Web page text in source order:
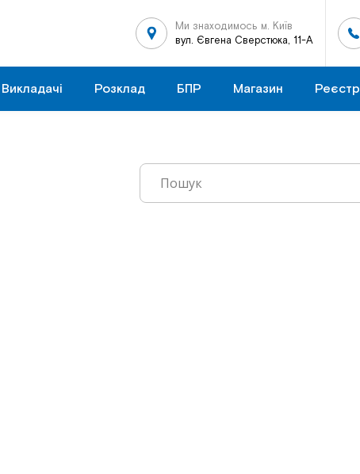
Ми знаходимось м. Київ
вул. Євгена Сверстюка, 11-А
Викладачі Розклад БПР Магазин Реєстр